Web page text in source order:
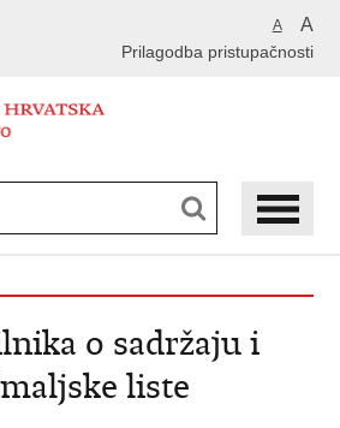
A A
Prilagodba pristupačnosti
o sadržaju i
liste